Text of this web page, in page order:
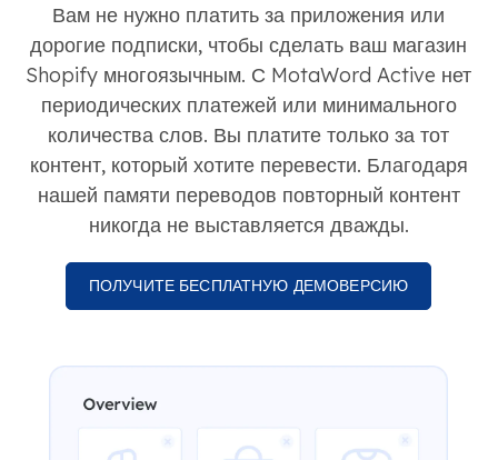
Вам не нужно платить за приложения или
дорогие подписки, чтобы сделать ваш магазин
Shopify многоязычным. С MotaWord Active нет
периодических платежей или минимального
количества слов. Вы платите только за тот
контент, который хотите перевести. Благодаря
нашей памяти переводов повторный контент
никогда не выставляется дважды.
ПОЛУЧИТЕ БЕСПЛАТНУЮ ДЕМОВЕРСИЮ